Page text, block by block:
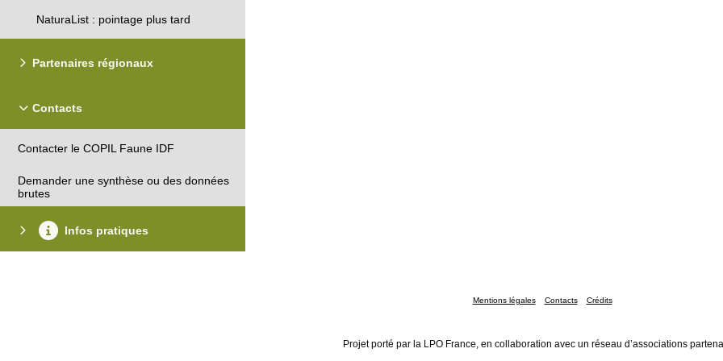
NaturaList : pointage plus tard
Partenaires régionaux
Contacts
Contacter le COPIL Faune IDF
Demander une synthèse ou des données
brutes
Infos pratiques
Mentions légales Contacts Crédits
Projet porté par la LPO France, en collaboration avec un réseau d’associations